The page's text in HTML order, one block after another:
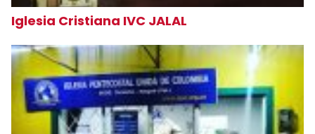
Iglesia Cristiana IVC JALAL